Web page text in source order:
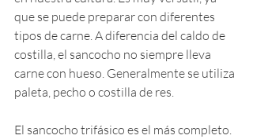
que se puede preparar con diferentes
tipos de carne. A diferencia del caldo de
costilla, el sancocho no siempre lleva
carne con hueso. Generalmente se utiliza
paleta, pecho o costilla de res.
El sancocho trifásico es el más completo.